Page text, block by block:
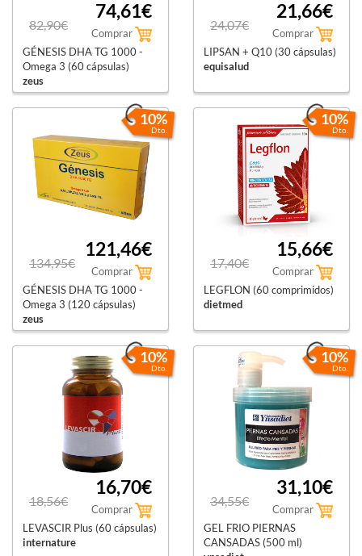
82,90€
74,61€
Comprar
GÉNESIS DHA TG 1000 -
Omega 3 (60 cápsulas)
zeus
24,07€
21,66€
Comprar
LIPSAN + Q10 (30 cápsulas)
equisalud
10%
Dto.
134,95€
121,46€
Comprar
GÉNESIS DHA TG 1000 -
Omega 3 (120 cápsulas)
zeus
10%
Dto.
17,40€
15,66€
Comprar
LEGFLON (60 comprimidos)
dietmed
10%
Dto.
18,56€
16,70€
Comprar
LEVASCIR Plus (60 cápsulas)
internature
10%
Dto.
34,55€
31,10€
Comprar
GEL FRIO PIERNAS
CANSADAS (500 ml)